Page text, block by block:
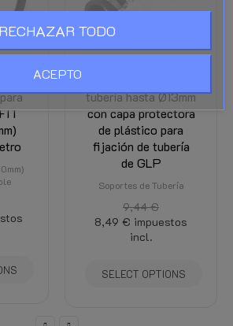
tubería hasta Ø13mm
con capa protectora
de plástico para
fijación de tubería
de GLP
Soportes de Tubería
9,44 €
8,49 € impuestos
incl.
SELECT OPTIONS
RECHAZAR TODO
ACEPTO